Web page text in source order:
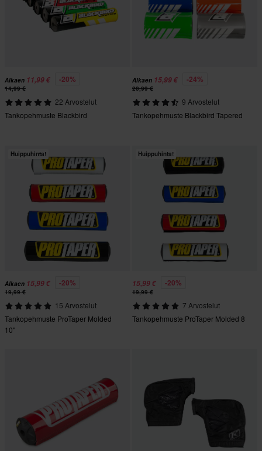
Alkaen 11,99 € -20%
14,99 €
22 Arvostelut
Tankopehmuste Blackbird
Alkaen 15,99 € -24%
20,99 €
9 Arvostelut
Tankopehmuste Blackbird Tapered
Huippuhinta!
Alkaen 15,99 € -20%
19,99 €
15 Arvostelut
Tankopehmuste ProTaper Molded
10"
Huippuhinta!
15,99 € -20%
19,99 €
7 Arvostelut
Tankopehmuste ProTaper Molded 8